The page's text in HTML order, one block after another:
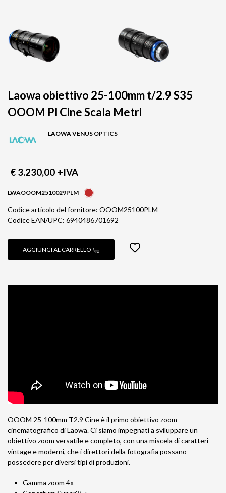
Laowa obiettivo 25-100mm t/2.9 S35
OOOM Pl Cine Scala Metri
LAOWA VENUS OPTICS
€ 3.230,00 +IVA
LWAOOOM2510029PLM
Codice articolo del fornitore: OOOM25100PLM
Codice EAN/UPC: 6940486701692
AGGIUNGI AL CARRELLO
OOOM 25-100mm T2.9 Cine è il primo obiettivo zoom
cinematografico di Laowa. Ci siamo impegnati a sviluppare un
obiettivo zoom versatile e completo, con una miscela di caratteri
vintage e moderni, che i direttori della fotografia possano
possedere per diversi tipi di produzioni.
Gamma zoom 4x